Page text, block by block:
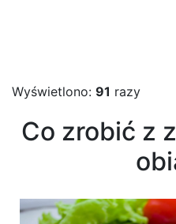
Wyświetlono: 91 razy
Co zrobić z